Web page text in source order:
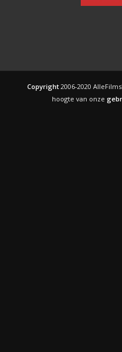
Copyright2006-2020
hoogte van onze